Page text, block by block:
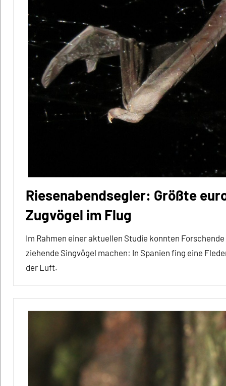
Riesenabendsegler: Größte
Zugvögel im Flug
Im Rahmen einer aktuellen Studie konnten
ziehende Singvögel machen: In Spanien fing eine
der Luft.
Alle
Tiergruppen